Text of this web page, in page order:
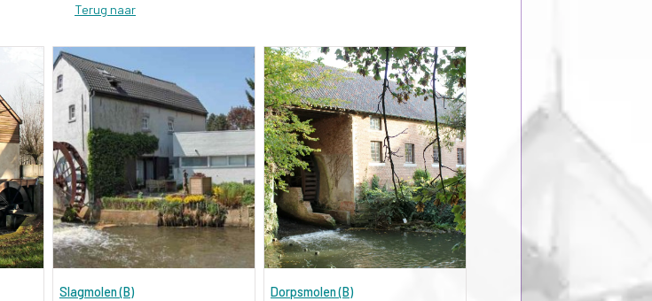
Terug naar
Slagmolen (B)
Dorpsmolen (B)